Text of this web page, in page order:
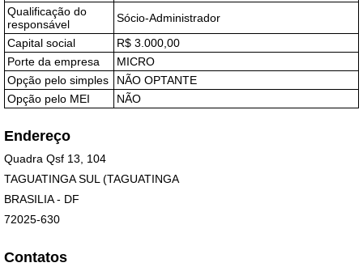
Qualificação do
responsável
Sócio-Administrador
Capital social
R$ 3.000,00
Porte da empresa
MICRO
Opção pelo simples
NÃO OPTANTE
Opção pelo MEI
NÃO
Endereço
Quadra Qsf 13, 104
TAGUATINGA SUL (TAGUATINGA
BRASILIA - DF
72025-630
Contatos